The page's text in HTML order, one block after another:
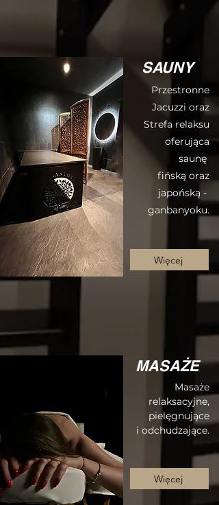
SAUNY
Przestronne
Jacuzzi oraz
Strefa relaksu
oferująca
saunę
fińską oraz
japońską -
ganbanyoku.
Więcej
MASAŻE
Masaże
relaksacyjne,
pielęgnujące
i odchudzające.
Więcej